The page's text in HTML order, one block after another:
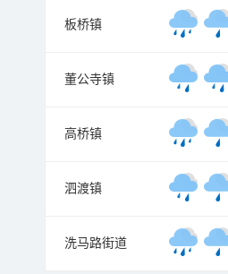
板桥镇
董公寺镇
高桥镇
泗渡镇
洗马路街道